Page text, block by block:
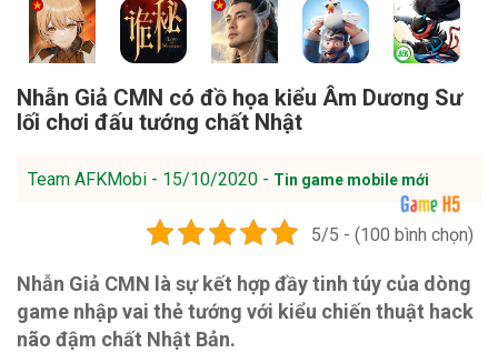
Nhẫn Giả CMN có đồ họa kiểu Âm Dương Sư
lối chơi đấu tướng chất Nhật
Team AFKMobi - 15/10/2020 - Tin game mobile mới
5/5 - (100 bình chọn)
Nhẫn Giả CMN là sự kết hợp đầy tinh túy của dòng
game nhập vai thẻ tướng với kiểu chiến thuật hack
não đậm chất Nhật Bản.